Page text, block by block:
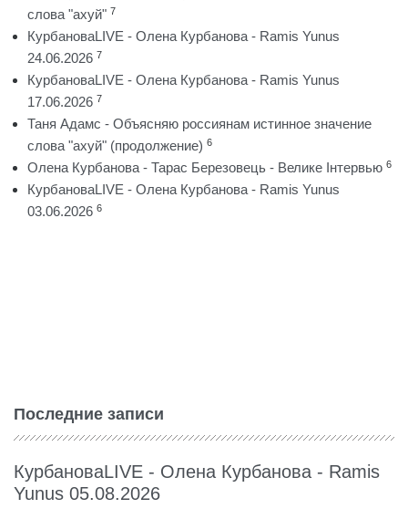
слова "ахуй" 7
КурбановаLIVE - Олена Курбанова - Ramis Yunus
24.06.2026 7
КурбановаLIVE - Олена Курбанова - Ramis Yunus
17.06.2026 7
Таня Адамс - Объясняю россиянам истинное значение
слова "ахуй" (продолжение) 6
Олена Курбанова - Тарас Березовець - Велике Інтервью 6
КурбановаLIVE - Олена Курбанова - Ramis Yunus
03.06.2026 6
Последние записи
КурбановаLIVE - Олена Курбанова - Ramis
Yunus 05.08.2026